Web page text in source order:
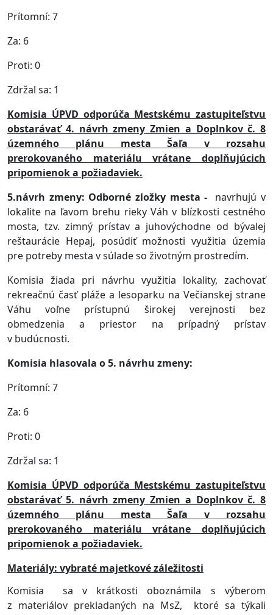
Prítomní: 7
Za: 6
Proti: 0
Zdržal sa: 1
Komisia ÚPVD odporúča Mestskému zastupiteľstvu
obstarávať 4. návrh zmeny Zmien a Doplnkov č. 8
územného plánu mesta Šaľa v rozsahu
prerokovaného materiálu vrátane doplňujúcich
pripomienok a požiadaviek.
5.návrh zmeny: Odborné zložky mesta - navrhujú v
lokalite na ľavom brehu rieky Váh v blízkosti cestného
mosta, tzv. zimný prístav a juhovýchodne od bývalej
reštaurácie Hepaj, posúdiť možnosti využitia územia
pre potreby mesta v súlade so životným prostredím.
Komisia žiada pri návrhu využitia lokality, zachovať
rekreačnú časť pláže a lesoparku na Večianskej strane
Váhu voľne prístupnú širokej verejnosti bez
obmedzenia a priestor na prípadný prístav
v budúcnosti.
Komisia hlasovala o 5. návrhu zmeny:
Prítomní: 7
Za: 6
Proti: 0
Zdržal sa: 1
Komisia ÚPVD odporúča Mestskému zastupiteľstvu
obstarávať 5. návrh zmeny Zmien a Doplnkov č. 8
územného plánu mesta Šaľa v rozsahu
prerokovaného materiálu vrátane doplňujúcich
pripomienok a požiadaviek.
Materiály: vybraté majetkové záležitosti
Komisia
sa v krátkosti oboznámila s výberom
z materiálov prekladaných na MsZ, ktoré sa týkali